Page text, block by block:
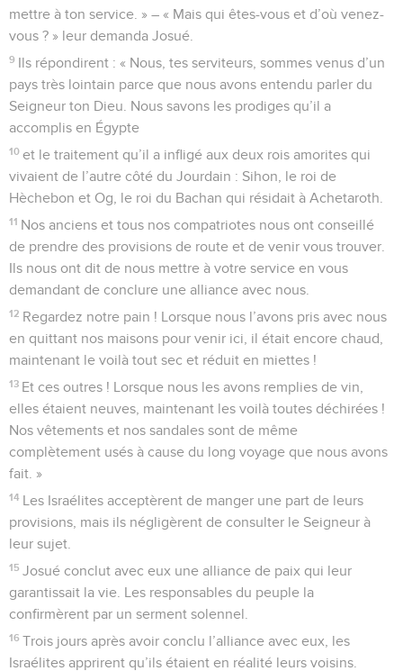
mettre à ton service. » – « Mais qui êtes-vous et d’où venez-
vous ? » leur demanda Josué.
9 Ils répondirent : « Nous, tes serviteurs, sommes venus d’un
pays très lointain parce que nous avons entendu parler du
Seigneur ton Dieu. Nous savons les prodiges qu’il a
accomplis en Égypte
10 et le traitement qu’il a infligé aux deux rois amorites qui
vivaient de l’autre côté du Jourdain : Sihon, le roi de
Hèchebon et Og, le roi du Bachan qui résidait à Achetaroth.
11 Nos anciens et tous nos compatriotes nous ont conseillé
de prendre des provisions de route et de venir vous trouver.
Ils nous ont dit de nous mettre à votre service en vous
demandant de conclure une alliance avec nous.
12 Regardez notre pain ! Lorsque nous l’avons pris avec nous
en quittant nos maisons pour venir ici, il était encore chaud,
maintenant le voilà tout sec et réduit en miettes !
13 Et ces outres ! Lorsque nous les avons remplies de vin,
elles étaient neuves, maintenant les voilà toutes déchirées !
Nos vêtements et nos sandales sont de même
complètement usés à cause du long voyage que nous avons
fait. »
14 Les Israélites acceptèrent de manger une part de leurs
provisions, mais ils négligèrent de consulter le Seigneur à
leur sujet.
15 Josué conclut avec eux une alliance de paix qui leur
garantissait la vie. Les responsables du peuple la
confirmèrent par un serment solennel.
16 Trois jours après avoir conclu l’alliance avec eux, les
Israélites apprirent qu’ils étaient en réalité leurs voisins.